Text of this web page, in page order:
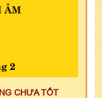
ÂM
2
CHƯA TỐT